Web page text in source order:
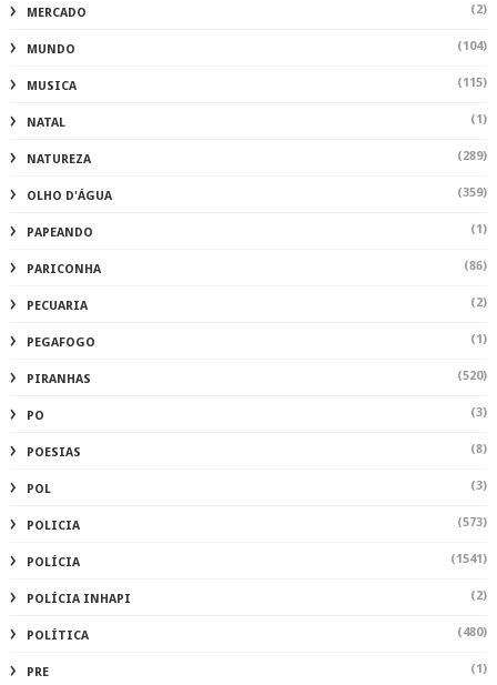
MERCADO (2)
MUNDO (104)
MUSICA (115)
NATAL (1)
NATUREZA (289)
OLHO D'ÁGUA (359)
PAPEANDO (1)
PARICONHA (86)
PECUARIA (2)
PEGAFOGO (1)
PIRANHAS (520)
PO (3)
POESIAS (8)
POL (3)
POLICIA (573)
POLÍCIA (1541)
POLÍCIA INHAPI (2)
POLÍTICA (480)
PRE (1)